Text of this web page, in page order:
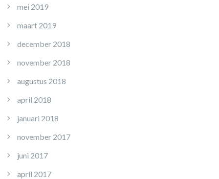
mei 2019
maart 2019
december 2018
november 2018
augustus 2018
april 2018
januari 2018
november 2017
juni 2017
april 2017